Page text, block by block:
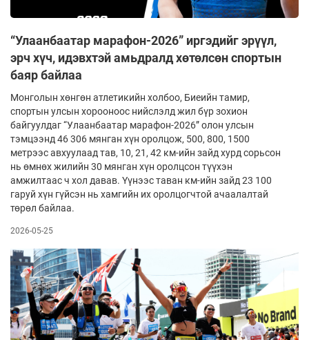
“Улаанбаатар марафон-2026” иргэдийг эрүүл,
эрч хүч, идэвхтэй амьдралд хөтөлсөн спортын
баяр байлаа
Монголын хөнгөн атлетикийн холбоо, Биеийн тамир,
спортын улсын хорооноос нийслэлд жил бүр зохион
байгуулдаг “Улаанбаатар марафон-2026” олон улсын
тэмцээнд 46 306 мянган хүн оролцож, 500, 800, 1500
метрээс авхуулаад тав, 10, 21, 42 км-ийн зайд хурд сорьсон
нь өмнөх жилийн 30 мянган хүн оролцсон түүхэн
амжилтаас ч хол давав. Үүнээс таван км-ийн зайд 23 100
гаруй хүн гүйсэн нь хамгийн их оролцогчтой ачаалалтай
төрөл байлаа.
2026-05-25